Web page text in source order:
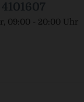
4101607
09:00 - 20:00 Uhr